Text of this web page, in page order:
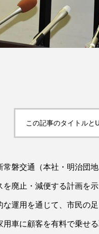
この記事のタイトルと
磐交通（本社・明治団
廃止・減便する計画を
運用を通じて、市民の
車に顧客を有料で乗せ